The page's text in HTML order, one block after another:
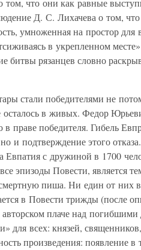
том, что они как равные
Д. С. Лихачева о том,
умноженная на простор для
в укрепленном
битвы рязанцев словно
стали победителями не
осталось в живых. Федор
праве победителя. Гибель
и подтверждение этого
с дружиной в 1700
эпизоды Повести, является
пиша. Ни един от них
в Повести трижды (после
плаче над
для всех: князей,
произведения: появление